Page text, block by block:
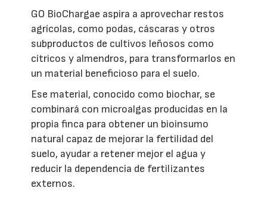
GO BioChargae aspira a aprovechar restos
agrícolas, como podas, cáscaras y otros
subproductos de cultivos leñosos como
cítricos y almendros, para transformarlos en
un material beneficioso para el suelo.
Ese material, conocido como biochar, se
combinará con microalgas producidas en la
propia finca para obtener un bioinsumo
natural capaz de mejorar la fertilidad del
suelo, ayudar a retener mejor el agua y
reducir la dependencia de fertilizantes
externos.